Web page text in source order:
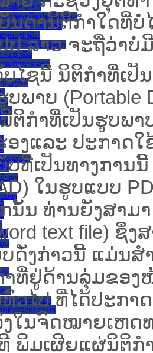
າວສ້າງຊາດ
ມປະຊາຊົນປະຕິວັດລາວ
ພັນກຳມະບານລາວ
ອບແຫ່ງລັດ
ການປະຊາຊົນສູງສຸດ
າແຫ່ງລັດ
ແຫ່ງຊາດລາວ
ວຽງຈັນ
ກ
າງ
ຊ
ນະເຂດ
ນ
າທາ
ບາງ
ລີ
ນ
ນ
ຍ
ນກົດໝາຍ ແພ່ງ
ນກົດໝາຍ ອາຍາ
ນ​ດາ​ນິ​ຕິ​ກຳ​ໃດ​ທີ່
ປ ລາວ ​ຈະຖື​ວ່າ
ໄຊ​ນີ້ ນິຕິກຳທີ່ເປັ
ພາບ (Portable
ຕິກໍາທີ່ເປັນຮູບພ
ງແລະ ປະກາດ
ບທີ່ເປັນທາງການ
ໃນຮູບແບບ
ນັ້ນ ທ່ານຍັງສາມ
text file) ຊຶ່
ດັ່ງກ່າວນີ້ ແມ່ນສ
ທີ່ຢູ່ດ້ານລຸ່ມຂອງ
ວໄປ ທີ່ໄດ້ປະກ
ໃນຈົດໝາຍເຫດ
ພິມເຜີຍແຜ່ນິຕິກ